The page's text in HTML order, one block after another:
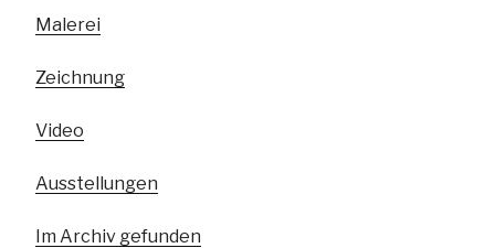
Malerei
Zeichnung
Video
Ausstellungen
Im Archiv gefunden